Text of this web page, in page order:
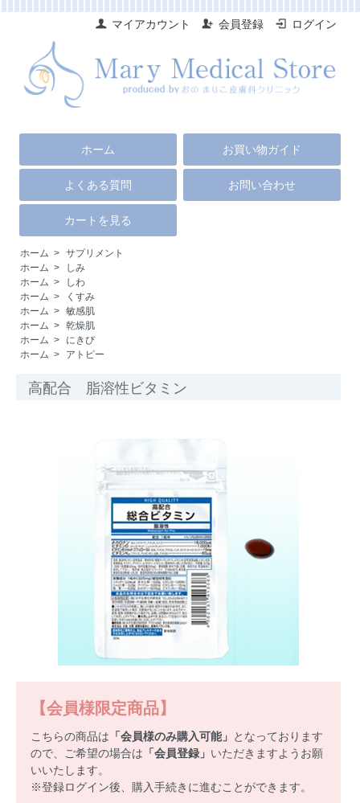
マイアカウント 会員登録 ログイン
ホーム お買い物ガイド
よくある質問 お問い合わせ
カートを見る
ホーム > サプリメント
ホーム >
しみ
ホーム >
しわ
ホーム >
くすみ
ホーム > 敏感肌
ホーム > 乾燥肌
ホーム >
にきび
ホーム > アトピー
高配合 脂溶性ビタミン
【会員様限定商品】
こちらの商品は 「会員様のみ購入可能」 となっております
ので、ご希望の場合は 「会員登録」 いただきますようお願
いいたします。
※登録ログイン後、購入手続きに進むことができます。